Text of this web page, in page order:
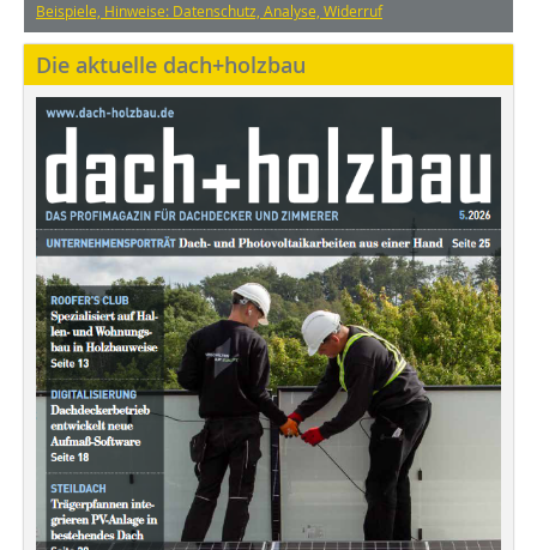
Beispiele, Hinweise: Datenschutz, Analyse, Widerruf
Die aktuelle dach+holzbau